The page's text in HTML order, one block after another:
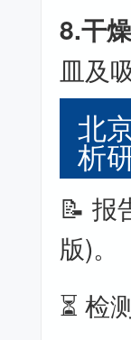
8.干
皿及
北
析
📝 报
版)。
⏳ 检